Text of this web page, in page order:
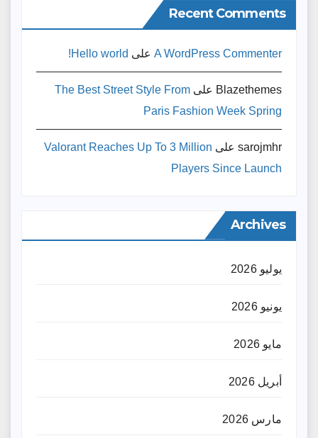
Recent Comments
A WordPress Commenter على Hello world!
Blazethemes على The Best Street Style From
Paris Fashion Week Spring
sarojmhr على Valorant Reaches Up To 3 Million
Players Since Launch
Archives
يوليو 2026
يونيو 2026
مايو 2026
أبريل 2026
مارس 2026